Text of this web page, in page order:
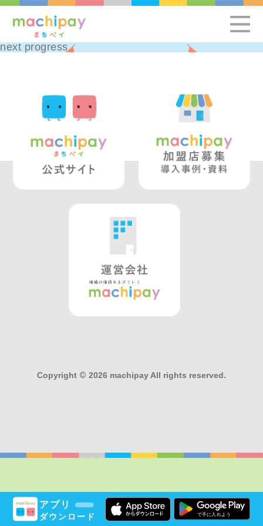
アプリ
ダウンロード
next progress
Copyright © 2026 machipay All rights reserved.